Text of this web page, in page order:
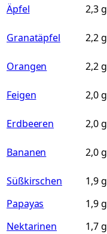
Äpfel 2,3 g
Granatäpfel 2,2 g
Orangen
2,2 g
Feigen 2,0 g
Erdbeeren 2,0 g
Bananen 2,0 g
Süßkirschen
1,9 g
Papayas
1,9 g
Nektarinen
1,7 g